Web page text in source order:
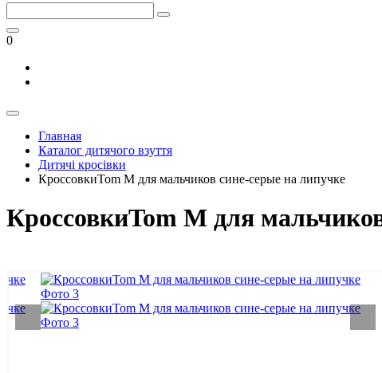
0
Главная
Каталог дитячого взуття
Дитячі кросівки
КроссовкиTom M для мальчиков сине-серые на липучке
КроссовкиTom M для